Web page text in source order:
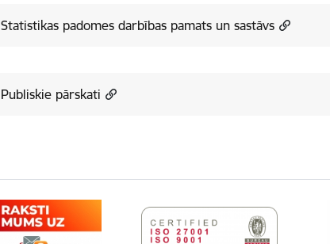
Statistikas padomes darbības pamats un sastāvs
Publiskie pārskati